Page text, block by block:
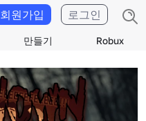
만들기 Robux
회원가입 로그인